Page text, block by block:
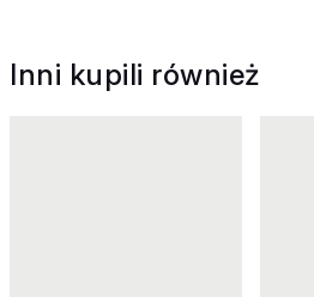
Inni kupili również